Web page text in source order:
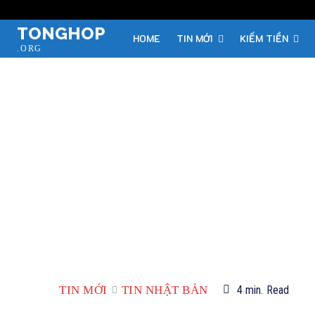
TONGHOP
.ORG
HOME TIN MỚI KIẾM TIỀN
TIN MỚI TIN NHẬT BẢN 4min. Read